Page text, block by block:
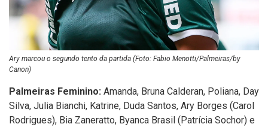
Ary marcou o segundo tento da partida (Foto: Fabio Menotti/Palmeiras/by
Canon)
Palmeiras Feminino: Amanda, Bruna Calderan, Poliana, Day
Silva, Julia Bianchi, Katrine, Duda Santos, Ary Borges (Carol
Rodrigues), Bia Zaneratto, Byanca Brasil (Patrícia Sochor) e